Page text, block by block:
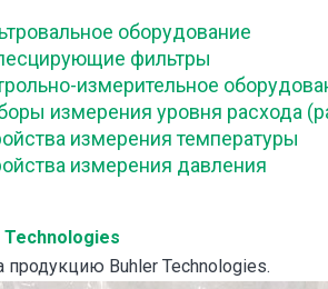
оборудование
фильтры
измерительное
измерения уровня расхода
измерения температуры
измерения давления
Technologies
продукцию Buhler Technologies.